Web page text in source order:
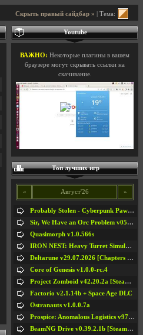
Скрыть правый сайдбар » | Тема:
Youtube
ВАЖНО: Некоторые плагины в вашем
браузере могут скрывать ссылки на
скачивание.
Топ лучших игр
« Август'26 »
Probably Stolen - Cyberpunk Pawnshop Simulator v048c [Playtest]
Sir, We Have an Orc Problem v05.08.2026
Quasimorph v1.0.566s
IRON NEST: Heavy Turret Simulator v1.0a
Deltarune v29.07.2026 [Chapters 1-5] / + RUS [Chapters 1-5]
Core of Genesis v1.0.0-rc.4
Project Zomboid v42.20.2a [Steam Early Access]
Factorio v2.1.14b + Space Age DLC
Ostranauts v1.0.0.7a
Prospice: Anomalous Logistics v97 [Playtest]
BeamNG Drive v0.39.2.1b [Steam Early Access]